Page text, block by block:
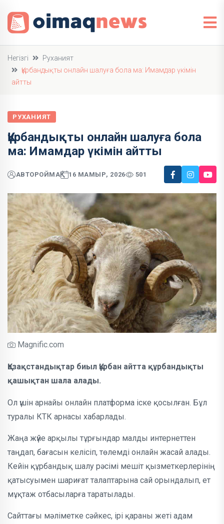
Негізгі
Руханият
Құрбандықты онлайн шалуға бола ма: Имамдар үкімін
айтты
РУХАНИЯТ
Құрбандықты онлайн шалуға бола
ма: Имамдар үкімін айтты
АВТОРОЙМАҚ 16 МАМЫР, 2026 501
Magnific.com
Қазақстандықтар биыл Құрбан айтта құрбандықты
қашықтан шала алады.
Ол үшін арнайы онлайн платформа іске қосылған. Бұл
туралы КТК арнасы хабарлады.
Жаңа жүйе арқылы тұрғындар малды интернеттен
таңдап, бағасын келісіп, төлемді онлайн жасай алады.
Кейін құрбандық шалу рәсімі мешіт қызметкерлерінің
қатысуымен шариғат талаптарына сай орындалып, ет
мұқтаж отбасыларға таратылады.
Сайттағы мәліметке сәйкес, ірі қараны жеті адам